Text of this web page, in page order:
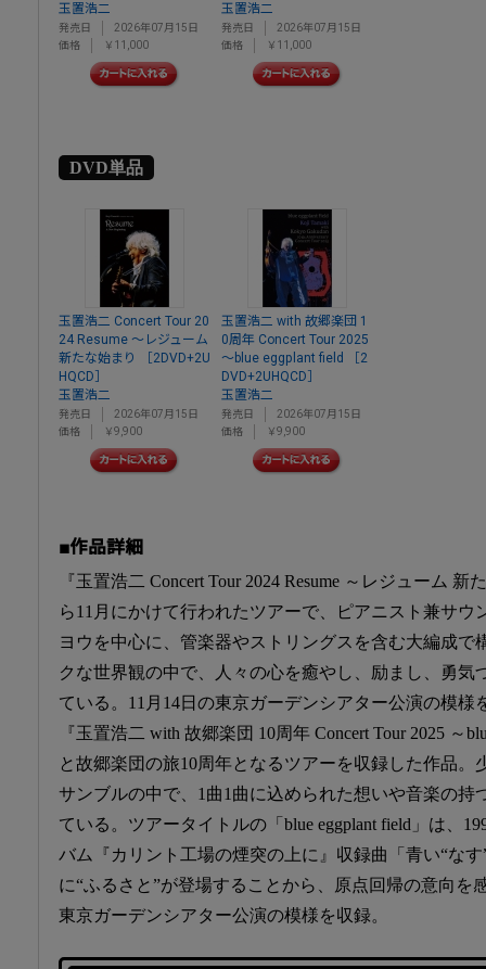
玉置浩二
発売日
2026年07月15日
価格
￥11,000
玉置浩二
発売日
2026年07月15日
価格
￥11,000
DVD単品
玉置浩二 Concert Tour 20
24 Resume ～レジューム
新たな始まり ［2DVD+2U
HQCD］
玉置浩二
発売日
2026年07月15日
価格
￥9,900
玉置浩二 with 故郷楽団 1
0周年 Concert Tour 2025
～blue eggplant field ［2
DVD+2UHQCD］
玉置浩二
発売日
2026年07月15日
価格
￥9,900
■作品詳細
『玉置浩二 Concert Tour 2024 Resume ～レジューム
ら11月にかけて行われたツアーで、ピアニスト兼サウ
ヨウを中心に、管楽器やストリングスを含む大編成で
クな世界観の中で、人々の心を癒やし、励まし、勇気
ている。11月14日の東京ガーデンシアター公演の模様
『玉置浩二 with 故郷楽団 10周年 Concert Tour 2025 ～
と故郷楽団の旅10周年となるツアーを収録した作品。
サンブルの中で、1曲1曲に込められた想いや音楽の持
ている。ツアータイトルの「blue eggplant field」は、
バム『カリント工場の煙突の上に』収録曲「青い“な
に“ふるさと”が登場することから、原点回帰の意向を
東京ガーデンシアター公演の模様を収録。